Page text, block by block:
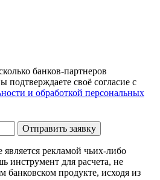
банков-партнеров
подтверждаете своё согласие с
и обработкой персональных
Отправить заявку
рекламой чьих-либо
инструмент для расчета, не
банковском продукте, исходя из